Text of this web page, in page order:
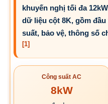
khuyến nghị tối đa
dữ liệu cột 8K, gồm đầu
suất, bảo vệ, thông số
[1]
Công suất AC
8kW